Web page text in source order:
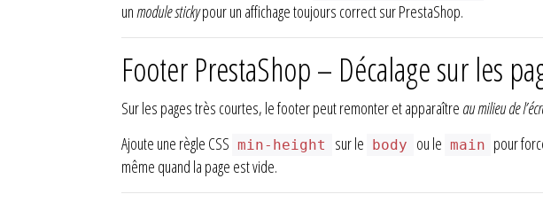
unmodule stickypour un affichage toujours correct sur PrestaShop.
Footer PrestaShop – Décalage sur les
Sur les pages très courtes, le footer peut remonter et apparaître au milieu de
Ajoute une règle CSS min-height sur le body ou le main pour
même quand la page est vide.